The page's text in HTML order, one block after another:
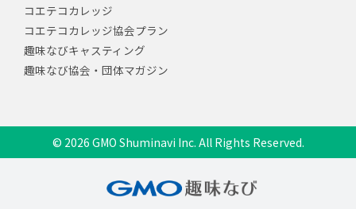
コエテコカレッジ
コエテコカレッジ協会プラン
趣味なびキャスティング
趣味なび協会・団体マガジン
© 2026 GMO Shuminavi Inc. All Rights Reserved.